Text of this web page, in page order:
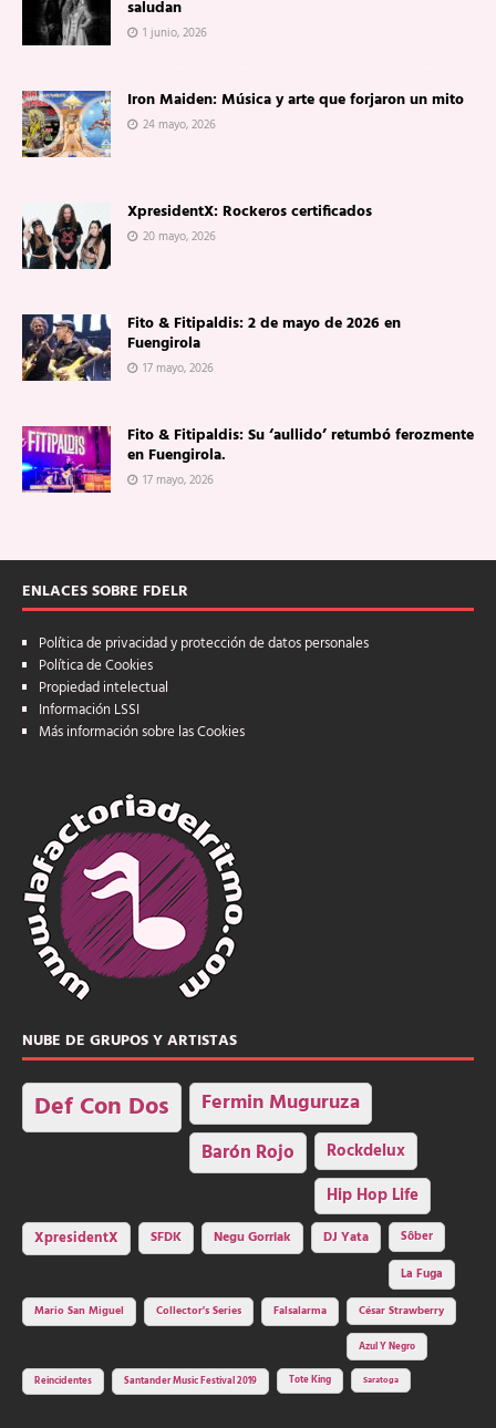
saludan
1 junio, 2026
Iron Maiden: Música y arte que forjaron un mito
24 mayo, 2026
XpresidentX: Rockeros certificados
20 mayo, 2026
Fito & Fitipaldis: 2 de mayo de 2026 en
Fuengirola
17 mayo, 2026
Fito & Fitipaldis: Su ‘aullido’ retumbó ferozmente
en Fuengirola.
17 mayo, 2026
ENLACES SOBRE FDELR
Política de privacidad y protección de datos personales
Política de Cookies
Propiedad intelectual
Información LSSI
Más información sobre las Cookies
NUBE DE GRUPOS Y ARTISTAS
Def Con Dos Fermin Muguruza
Barón Rojo Rockdelux
Hip Hop Life
XpresidentX SFDK Negu Gorriak DJ Yata
Sôber
La Fuga
Mario San Miguel
Collector's Series Falsalarma César Strawberry
Azul Y Negro
Reincidentes Santander Music Festival 2019 Tote King Saratoga